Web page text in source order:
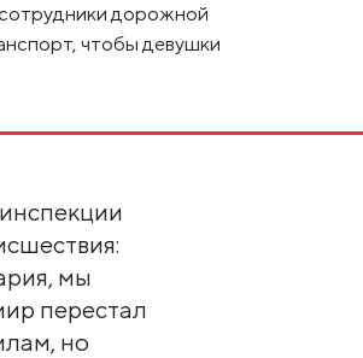
дорожной
чтобы девушки
мы
перестал
но